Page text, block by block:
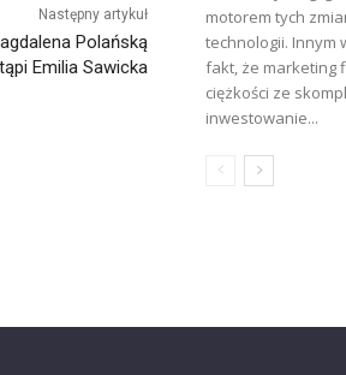
Następny artykuł
Polańską
Emilia Sawicka
motorem tych
technologii. Innym
fakt, że marketing
ciężkości ze
inwestowanie...